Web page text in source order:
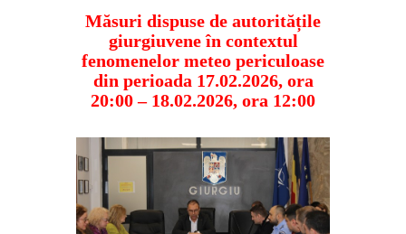
economic, editoriale giurgiu, dezvaluiri,
soc, cancan, stiri locale
Măsuri dispuse de autoritățile
giurgiuvene în contextul
fenomenelor meteo periculoase
din perioada 17.02.2026, ora
20:00 – 18.02.2026, ora 12:00